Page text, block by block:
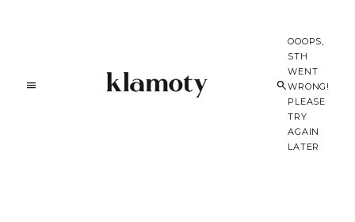
OOOPS,
STH
WENT
WRONG!
PLEASE
TRY
AGAIN
LATER